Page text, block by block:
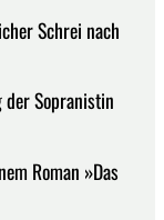
Schrei nach
Sopranistin
Roman »Das